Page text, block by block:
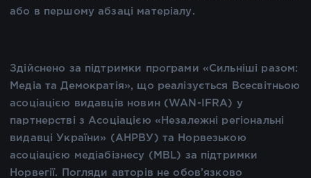
або в першому абзаці матеріалу.
Здійснено за підтримки програми «Сильніші разом:
Медіа та Демократія», що реалізується Всесвітньою
асоціацією видавців новин (WAN-IFRA) у
партнерстві з Асоціацією «Незалежні регіональні
видавці України» (АНРВУ) та Норвезькою
асоціацією медіабізнесу (MBL) за підтримки
Норвегії. Погляди авторів не обов’язково